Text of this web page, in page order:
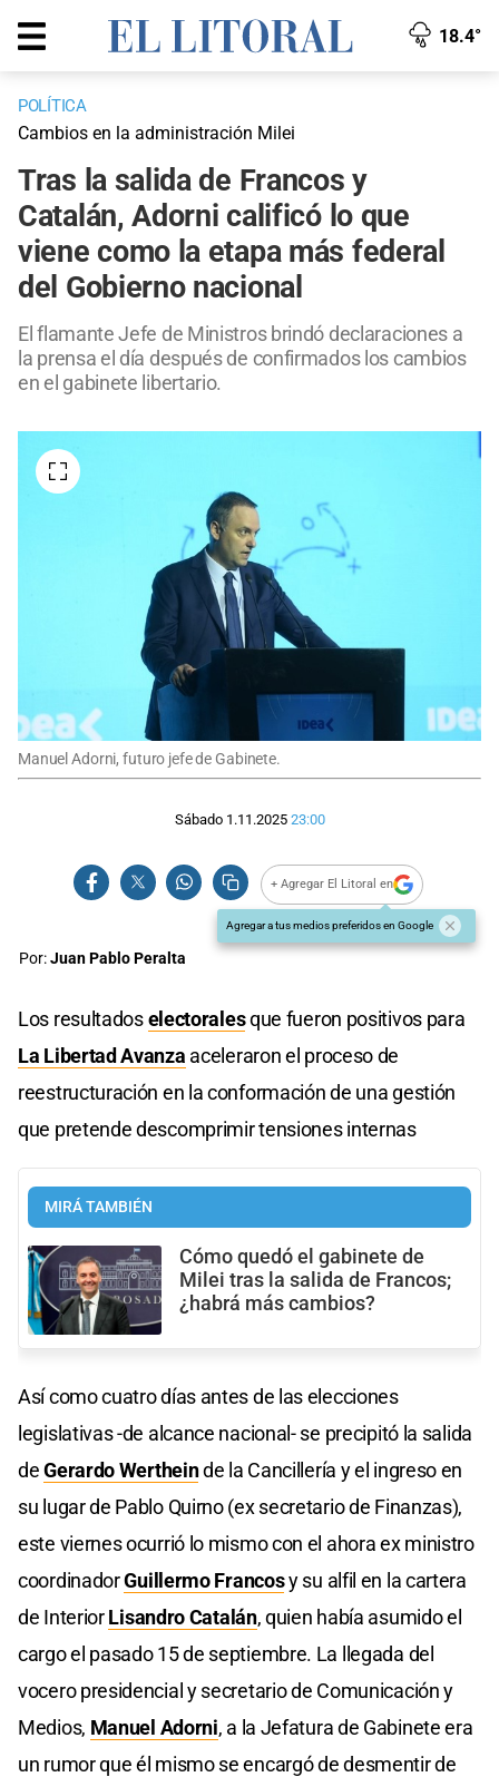
18.4°
POLÍTICA
Cambios en la administración Milei
Tras la salida de Francos y
Catalán, Adorni calificó lo que
viene como la etapa más federal
del Gobierno nacional
El flamante Jefe de Ministros brindó declaraciones a
la prensa el día después de confirmados los cambios
en el gabinete libertario.
Manuel Adorni, futuro jefe de Gabinete.
Sábado 1.11.2025 23:00
+ Agregar El Litoral en
Agregar a tus medios preferidos en Google
Por:Juan Pablo Peralta
Los resultadoselectoralesque fueron positivos para
La Libertad Avanza aceleraron el proceso de
reestructuración en la conformación de una gestión
que pretende descomprimir tensiones internas
MIRÁ TAMBIÉN
Cómo quedó el gabinete de
Milei tras la salida de Francos;
¿habrá más cambios?
Así como cuatro días antes de las elecciones
legislativas -de alcance nacional- se precipitó la salida
deGerardo Wertheinde la Cancillería y el ingreso en
su lugar de Pablo Quirno (ex secretario de Finanzas),
este viernes ocurrió lo mismo con el ahora ex ministro
coordinadorGuillermo Francosy su alfil en la cartera
de InteriorLisandro Catalán, quien había asumido el
cargo el pasado 15 de septiembre. La llegada del
vocero presidencial y secretario de Comunicación y
Medios, Manuel Adorni, a la Jefatura de Gabinete era
un rumor que él mismo se encargó de desmentir de